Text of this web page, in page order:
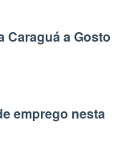
Caraguá a Gosto
emprego nesta